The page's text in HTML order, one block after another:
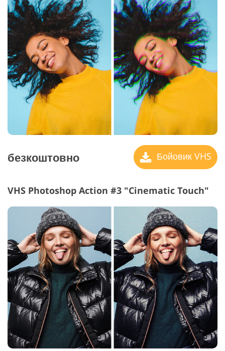
безкоштовно Бойовик VHS
VHS Photoshop Action #3 "Cinematic Touch"